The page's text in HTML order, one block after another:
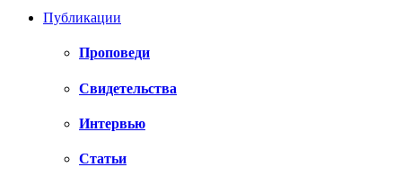
Публикации
Проповеди
Свидетельства
Интервью
Статьи